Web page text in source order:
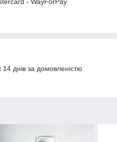
- WayForPay
днів за домовленістю